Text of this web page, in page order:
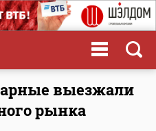
выезжали
рынка